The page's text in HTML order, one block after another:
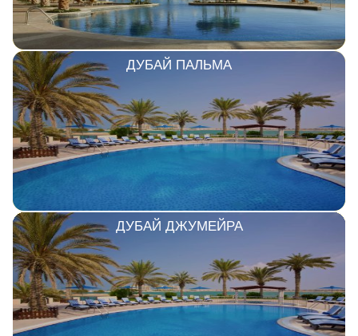
ДУБАЙ ПАЛЬМА
ДУБАЙ ДЖУМЕЙРА